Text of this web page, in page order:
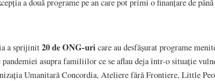
a două programe pe an care pot primi o finanțare de
a sprijinit20 de ONG-uri care au desfășurat programe
pandemiei asupra familiilor ce se aflau deja într-o situație
Umanitară Concordia, Ateliere fără Frontiere, Little